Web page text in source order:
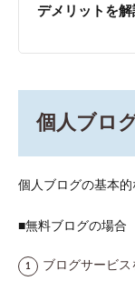
デメリットを解
個人ブロ
個人ブログの基本的
■無料ブログの場合
ブログサービス